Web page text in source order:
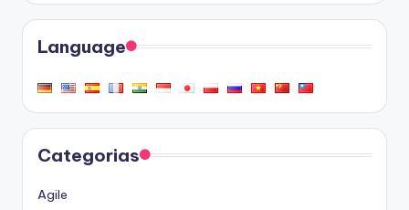
Language
Categorias
Agile